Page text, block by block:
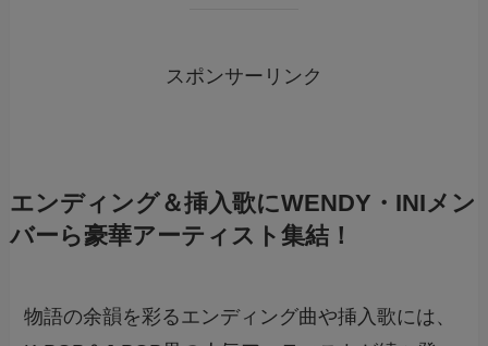
スポンサーリンク
エンディング＆挿入歌にWENDY・INIメン
バーら豪華アーティスト集結！
物語の余韻を彩るエンディング曲や挿入歌には、